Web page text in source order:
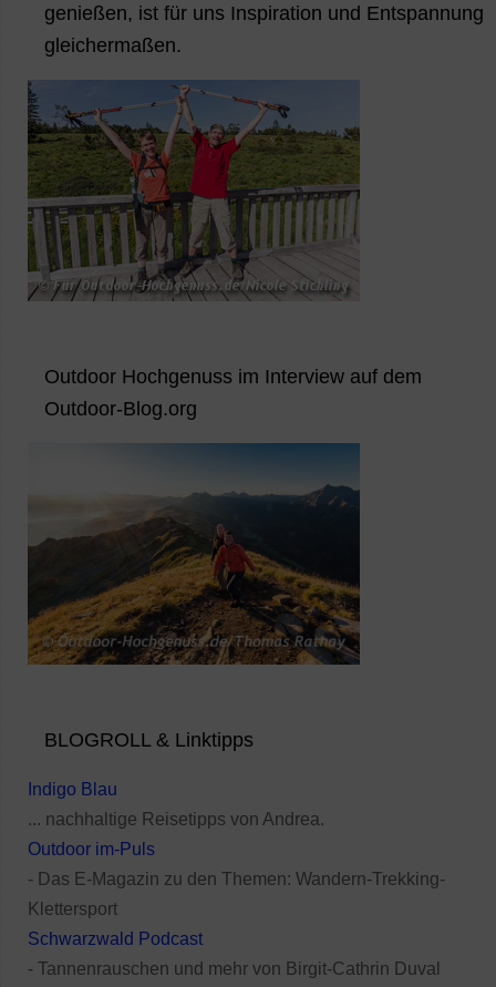
genießen, ist für uns Inspiration und Entspannung
gleichermaßen.
Outdoor Hochgenuss im Interview auf dem
Outdoor-Blog.org
BLOGROLL & Linktipps
Indigo Blau
... nachhaltige Reisetipps von Andrea.
Outdoor im-Puls
- Das E-Magazin zu den Themen: Wandern-Trekking-
Klettersport
Schwarzwald Podcast
- Tannenrauschen und mehr von Birgit-Cathrin Duval